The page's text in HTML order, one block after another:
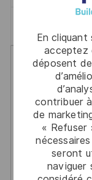
En cliquant
acceptez
déposent
contribuer
de
« Refuser
seront
naviguer
results
updated
result
Il n’y